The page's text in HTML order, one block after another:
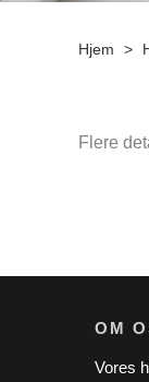
Hjem >
Flere
OM
Vores